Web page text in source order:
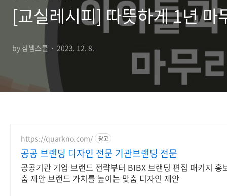
[교실레시피] 따뜻하게 1년 마
by 참쌤스쿨 2023. 12. 8.
https://quarkno.com/ 광고
공공 브랜딩 디자인 전문 기관브랜딩 전문
공공기관 기업 브랜드 전략부터 BIBX 브랜딩 편집 패키지 홍
춤 제안 브랜드 가치를 높이는 맞춤 디자인 제안